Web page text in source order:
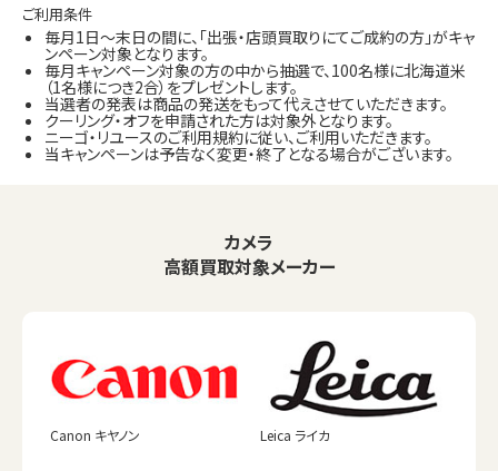
ご利用条件
毎月1日～末日の間に、「出張・店頭買取りにてご成約の方」がキャ
ンペーン対象となります。
毎月キャンペーン対象の方の中から抽選で、100名様に北海道米
（1名様につき2合）をプレゼントします。
当選者の発表は商品の発送をもって代えさせていただきます。
クーリング・オフを申請された方は対象外となります。
ニーゴ・リユースのご利用規約に従い、ご利用いただきます。
当キャンペーンは予告なく変更・終了となる場合がございます。
カメラ
高額買取対象メーカー
Canon キヤノン Leica ライカ